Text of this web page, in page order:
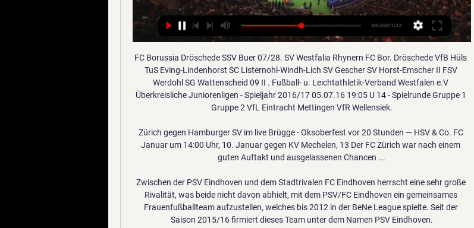
FC Borussia Dröschede SSV Buer 07/28. SV Westfalia Rhynern FC Bor. Dröschede VfB Hüls TuS Eving-Lindenhorst SC Listernohl-Windh-Lich SV Gescher SV Horst-Emscher II FSV Werdohl SG Wattenscheid 09 II . Fußball- u. Leichtathletik-Verband Westfalen e.V Überkreisliche Juniorenligen - Spieljahr 2016/17 05.07.16 19:05 U 14 - Spielrunde Gruppe 1 Gruppe 2 VfL Eintracht Mettingen VfR Wellensiek.

Zürich gegen Hamburger SV im live Brügge - Oksoberfest vor 20 Stunden — HSV & Co. FC Januar um 14:00 Uhr, 10. Januar gegen KV Mechelen, 13 Der FC Zürich war nach einem guten Auftakt und ausgelassenen Chancen ...

Zwischen der PSV Eindhoven und dem Stadtrivalen FC Eindhoven herrscht eine sehr große Rivalität, was beide nicht davon abhielt, mit dem PSV/FC Eindhoven ein gemeinsames Frauenfußballteam aufzustellen, welches bis 2012 in der BeNe League spielte. Seit der Saison 2015/16 firmiert dieses Team unter dem Namen PSV Eindhoven.

Boa Hora FC - AM Madeira Spiel Ergebnis und Tore Das Team Boa Hora FC hat das Spiel gegen AM Madeira mit 32 : 35 verloren. Das Handball Spiel fand am 30.09.2017, 17:00 Uhr im Rahmen der der Liga Primeira Divisao statt.

März: Augsburger Panther - Düsseldorfer EG (14.00) Kölner Haie - ERC Ingolstadt (16.30) Red Bull München - Qualifikant 1 (17.00) Adler Mannheim - Qualifikant 2 (19.00) 4. Spieltag, Freitag, 22.

Wer überträgt HSV gegen FC Zürich live? (Testspiel) U19 Spielbericht vom So 01.10.23 14:30; HSV Säuliamt – TV Unterstrasse HSV Säuliamt vs. Gegner 34:35 (14:18) Im ersten Heimspiel trafen die Säuliämtler am ...

Ihre E-Mail-Adresse wird verwendet, um Käufe zu bestätigen, und hilft Ihnen bei der Verwaltung Ihres Steam-Accounts. Steam wird eine Bestätigungsanfrage an diese E-Mail-Adresse senden.

Kostenloses Girokonto. Sparen, Kredite & Fonds – einfach, transparent und sicher. 24/7 Stunden via Telefon und online erreichbar. Bank. Aber besser.

Bevor Sie Ihren Urlaub in Dresden antreten, empfiehlt es sich einen Reiseführer oder einen CityGuide zu erwerben. Zum einen können Sie sich so schon im Vornherein informieren, welche Dresdner Sehenswürdigkeiten Sie unbedingt besichtigen wollen und zum weiteren helfen die integrierten Stadtpläne zu jederzeit die Orientierung zu behalten.

Kiel hatte vergangenen Freitag entschieden, ein «Wintermoratorium» aufzulegen und bis Ende März 2014 niemanden nach Serbien, Mazedonien, Kosovo, Montenegro, Albanien oder Bosnien-Herzegowina.

Zürich gegen Hamburger SV im live tv stream Morgen sind wir wieder LIVE: Das Testspiel gegen den FC Zürich übertragen wir ab 13.30 Uhr exklusiv und natürlich kostenlos auf YouTube ...

Cookies ermöglichen eine Vielzahl von Funktionen, die deinen Besuch bei CinemaxX.de angenehmer gestalten. Indem du den Button "OK" anklickst, stimmst du …

Testspiel: HSV vs PSV Eindhoven live im TV und Online- Der FCZ qualifizierte sich für die Sechzehntelfinals, dort schied er gegen den Hamburger SV (1:3 und 0:0) aus. In der Saison 2008/09 wurde der FCZ, dank eines 1 ...

20190804-0006_7D2_8428.JPG Wolfsberg - Sturm Graz 209 x angesehen Oesterreichische Fussball Bundesliga, 2. Runde, Wolfsberger AC - SK Sturm Graz, Lavanttal Arena Wolfsberg, 04.08.2019.

Buchen Sie online Valencia Hotel in Krasnodar, Russland. Lesen Sie mehr als 30 Gästemeinungen. Vergleichen Sie die Preise, um immer die besten Preise für Ihre Reise zu erhalten.

Am 33. Spieltag der Fußball Bundesliga trennten sich in Wolfsburg der VfL Wolfsburg und der BVB 2:1. Die Generalprobe des Pokalfinals in zwei Wochen ist aus Sicht der Wolfsburger geglückt.

Wir sind auf dieses Restaurant gestoßen, als wir in Cagliari abseits der ausgetretenen Pfade auf der Suche nach etwas zu essen waren. Wir wollten uns umdrehen, sahen aber einige Pflanzen draußen, nur ein paar Meter die Straße hinauf, und beschlossen, weitere Nachforschungen anzustellen.

Grüße aus Wolfsburg ich glaube das wird für uns heute mindestens genau so schwer wie die letzten Spiele. Ein neues System was mich noch nicht vollendendes Überzeugt mit der Dreierkette die.

Auf den HOFER-Internetseiten erfahren Sie alles zu den Öffnungszeiten, HOFER-Produkten, HOFER-Filialen, Karriere bei HOFER und über unseren Foto Service.

Wer überträgt HSV gegen FC Zürich live? (Testspiel) Gegen die PSV Eindhoven erkämpfte sich der Zweitligist ein 2:2-Unentschieden. Mit dem FC Zürich wartet auf die Rothosen am Donnerstagnachmittag der nächste ...

besteht aus folgenden Personen: Peter Martens - Lernentwickler, Institutsleiter, Lerntherapeut Anna Martens - stv. Institutsleitung, Lerntherapeutin Petra Baumgarte - Diplom Sozialpädagogin, Lerntherapeutin Claudia Schwieger - Bankkauffrau, Lerntherapeutin Tobias Willsch-Wingender - Lerntherapeut in Ausbildung Simone Beil - Diplom.

Munas Dabbur wird nach dieser Saison von Red Bull Salzburg zum FC Sevilla wechseln. Das gab Österreichs Serienmeister am Donnerstag bekannt. Zu den Ablösemodalitäten wurden keine Angaben gemacht. Der Stürmer absolvierte bisher 110 Pflichtspiele für …

Berlin. (PM Eisbären) Mit dem wieder genesenen Constantin Braun gehen die Eisbären Berlin ins morgige Heimspiel gegen die Krefeld Pinguine (19:30 Uhr, Mercedes-Benz Arena Berlin). Somit kommt es am elften DELSpieltag zum Familienduell mit seinem drei Jahre jüngeren Bruder Laurin, der nach seinem

Arminia Bielefeld hat beim 2:2 im Ostwestfalen-Derby beim SC Paderborn einen wichtigen Sieg im Abstiegskampf der zweiten Liga nur ganz knapp verpasst. Das Spiel am Freitag (30.11.2018) in.

Die SCL Tigers besiegen die Rapperswil-Jona Lakers zu Hause 4:1. Während die Langnauer zum dritten Mal in Folge gewinnen, erleiden die Lakers die vierte Niederlage in Serie.

Der Bau hat inklusive Grundstück ca. 16,8 Millionen Euro gekostet und wurde von den Telekom Baskets (Kredit), Sponsoren und der Stadt Bonn (Zuschuss) ermöglicht. Besitzer und Betreiber des Telekom Dome ist die BonBas GmbH, der wirtschaftliche Träger des Bundesliga-Spielbetriebs der Telekom Baskets Bonn. Der Telekom Dome ist in der Basketball.

Se TSG 1899 Hoffenheim – FC Bayern München på TV & stream. Vår TV-guide ger dig tider, kanal, spelschema, tabell. Missa aldrig en match med TVmatchen!

Weltweite Niederlassungen. Johnson Electric unterhält langfristige, strategische Beziehungen zu den global führenden Industrieunternehmen und bietet ihnen nachhaltige Antriebslösungen.

Schalke – Man City, im Champions League-Achtelfinale: Infos zu Livestream und live TV-Übertragung des Mittwoch-Spiels Schalke 04 gegen Manchester City gibt es hier. Schalke 04 gegen Man City – so lautet das heutige Achtelfinal-Spiel der Champions League. Auf Schalke in der VELTINS Arena

Aufstellungen, Spielerwechsel, Torschützen, Karten und weitere Statistiken zum Eredivisie-Spiel zwischen Willem II Tilburg und Sparta Rotterdam aus der Saison 2017/2018.

Auf Dekadensicht weist die Aktie von Borussia Dortmund einen deutlichen Kurszuwachs von im Schnitt 24,3% pro Jahr aus. Ein Einsatz in Höhe von 10.000 Euro wäre damit auf 87.996,06 gestiegen.

Leben Manfred Jurgensen wuchs in Flensburg auf und lebt seit 1961 in Australien . Er studierte Germanistik an der University of Melbourne und an der Universität Zürich , an der er 1968 mit einer Arbeit über Goethes Ästhetik zum Doktor der Philosophie promovierte .

Mit Hannover 96 und dem 1. FC Nürnberg sind zwei echte Traditionsvereine abgestiegen. Der 1. FC Köln und der SC Paderborn hingegen werden in der kommenden Spielzeit wieder erstklassig spielen. Ob die beiden Aufsteiger die Klasse halten werden, entscheidet sich wohl wie so oft erst am letzten Spieltag der Saison. Bundesliga Tickets online.

Bei RB Leipzig gegen Schalke 04 kommt es am Samstag zu einem pikanten Wiedersehen. S04-Trainer Weinzierl kommt in die Messestadt. Er wäre um ein Haar selbst bei RB gelandet.

Darmstadt 98 vermeidet in der 2. Bundesliga mit Glück die nächste Heimpleite. Ein früher Platzverweis schwächt die Lilien gegen den 1. FC Heidenheim.

FC Schalke 04 - Borussia Mönchengladbach . Nach dem starken Auftritt gegen Wolfsburg, möchten die Gladbacher auch beim Tabellenzweiten Schalke 04 was mitnehmen.

Dortmund - Augsburg im Livestream oder TV. Sky zeigt 266 der insgesamt 306 Bundesliga-Spiele in dieser Saison live auf seiner Streaming-Plattform Sky Go.

Wir verwenden auf dieser Webseite Cookies und ähnliche Technologien, um unser Angebot nutzungsfreundlicher für Sie zu gestalten. Durch die Nutzung unserer Webseite stimmen Sie dem Einsatz dieser Technologien zu. Weitere Informationen hierzu und wie Sie der Verwendung dieser Technologien

(((FERNSEHER!))) Zürich gegen Hamburger SV im internet vor 19 Stunden — Basel gegen Aarau live im tv Basel gegen Aarau live im tv sportlive HSV Hamburg Der lange Weg zurück. Der Handball Sportverein Hamburg ...

FC Zürich: Willkommen beim FCZ - #NieUsenandGah Bundesliga? VfB Stuttgart gegen den Hamburger SV im TV und IPTV, Live-Stream & Live-Ticker; Zweimal an einem Wochenende: Zwei ...

Der Unterschied liegt allein darin, dass Deutschland hier der Tätigkeitsstaat und Serbien der Wohnsitzstaat ist. Für Deutschland als Tätigkeitsstaat ergeben sich dabei grundsätzlich 3 Möglichkeiten: Deutschland besteuert die Einkünfte, Deutschland besteuert die Einkünfte nicht oder; Deutschland besteuert zwar die Einkünfte, aber nur begrenzt.

Nach nur einem halben Jahr beim Hamburger SV wird Albin Ekdal schon wieder mit einem Abschied in Verbindung gebracht. Wie das italienische Onlineportal ‚transfermarktweb.com‘ berichtet, weckt.

Sujet: Ralf Fährmann [Verliehen an Norwich City], Entrées: 1101, dernière réponse: 6 juil. 2019 - 15:06 h Ralf Fährmann [Verliehen an Norwich City] - FC Schalke 04 - Forum | Page 48 | Transfermarkt

TuS Ferndorf - SG Schalksmühle-Halver Turnier 6 TV Emsdetten - TuS-N Lübbecke Oranienburger HC - Füchse Berlin Turnier 7 HSG Krefeld - ASV Hamm-Westfalen HSG Ostsee N/G - TBV Lemgo Turnier 8 SC Magdeburg - VfL Lübeck-Schwartau Handball Hannover-Burgwedel - Eintracht Hildesheim Gruppe Süd Turnier 1 TV 05/07 Hüttenberg - HC Elbflorenz 2006

UEFA Europa Leag